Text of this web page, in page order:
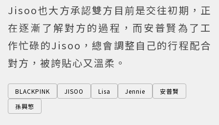
Jisoo也大方承認雙方目前是交往初期，正
在逐漸了解對方的過程，而安普賢為了工
作忙碌的Jisoo，總會調整自己的行程配合
對方，被誇貼心又溫柔。
BLACKPINK JISOO Lisa Jennie
安普賢
孫興慜